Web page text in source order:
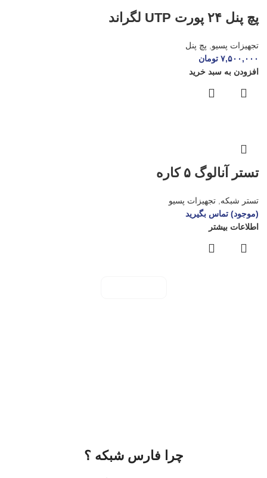
پچ پنل ۲۴ پورت UTP لگراند
تجهیزات پسیو, پچ پنل
۷,۵۰۰,۰۰۰ تومان
افزودن به سبد خرید
تستر آنالوگ ۵ کاره
تستر شبکه, تجهیزات پسیو
(موجود) تماس بگیرید
اطلاعات بیشتر
چرا فارس شبکه ؟